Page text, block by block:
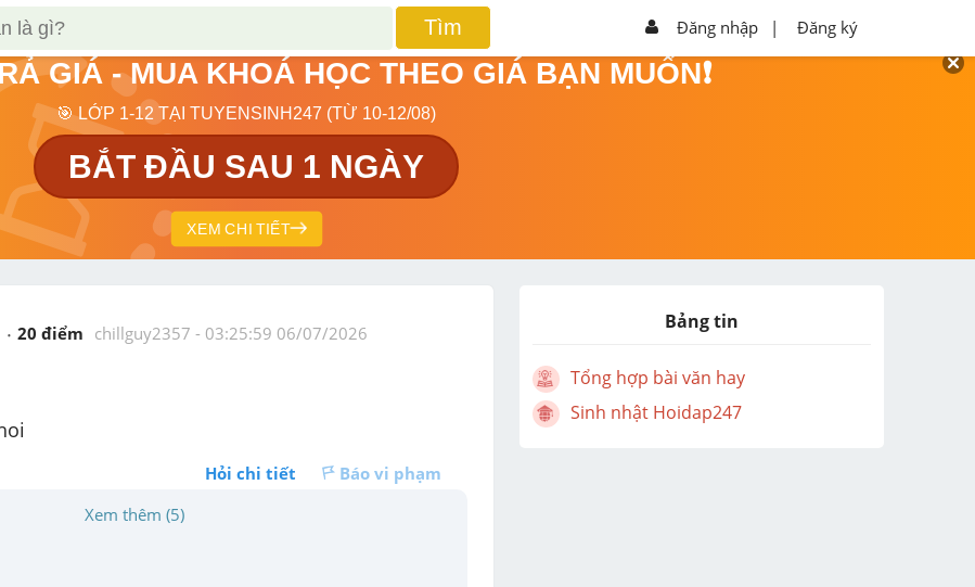
Tìm Đăng nhập | Đăng ký
GIÁ - MUA KHOÁ HỌC THEO GIÁ BẠN MUỐN❗
🎯 LỚP 1-12 TẠI TUYENSINH247 (TỪ 10-12/08)
BẮT ĐẦU SAU 1 NGÀY
XEM CHI TIẾT
20 điểm chillguy2357 - 03:25:59 06/07/2026
Hỏi chi tiết
Báo vi phạm
Xem thêm (5)
Bảng tin
Tổng hợp bài văn hay
Sinh nhật Hoidap247